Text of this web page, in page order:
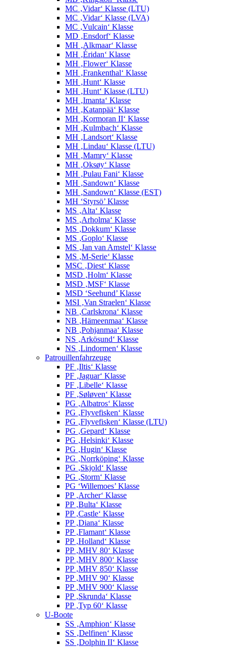
MC ‚Vidar‘ Klasse (LTU)
MC ‚Vidar‘ Klasse (LVA)
MC ‚Vulcain‘ Klasse
MD ‚Ensdorf‘ Klasse
MH ‚Alkmaar‘ Klasse
MH ‚Éridan‘ Klasse
MH ‚Flower‘ Klasse
MH ‚Frankenthal‘ Klasse
MH ‚Hunt‘ Klasse
MH ‚Hunt‘ Klasse (LTU)
MH ‚Imanta‘ Klasse
MH ‚Katanpää‘ Klasse
MH ‚Kormoran II‘ Klasse
MH ‚Kulmbach‘ Klasse
MH ‚Landsort‘ Klasse
MH ‚Lindau‘ Klasse (LTU)
MH ‚Mamry‘ Klasse
MH ‚Oksøy‘ Klasse
MH ‚Pulau Fani‘ Klasse
MH ‚Sandown‘ Klasse
MH ‚Sandown‘ Klasse (EST)
MH ‘Styrsö’ Klasse
MS ‚Alta‘ Klasse
MS ‚Arholma‘ Klasse
MS ‚Dokkum‘ Klasse
MS ‚Goplo‘ Klasse
MS ‚Jan van Amstel‘ Klasse
MS ‚M-Serie‘ Klasse
MSC ‚Diest‘ Klasse
MSD ‚Holm‘ Klasse
MSD ‚MSF‘ Klasse
MSD ‘Seehund’ Klasse
MSI ‚Van Straelen‘ Klasse
NB ‚Carlskrona‘ Klasse
NB ‚Hämeenmaa‘ Klasse
NB ‚Pohjanmaa‘ Klasse
NS ‚Arkösund‘ Klasse
NS ‚Lindormen‘ Klasse
Patrouillenfahrzeuge
PF ‚Iltis‘ Klasse
PF ‚Jaguar‘ Klasse
PF ‚Libelle‘ Klasse
PF ‚Søløven‘ Klasse
PG ‚Albatros‘ Klasse
PG ‚Flyvefisken‘ Klasse
PG ‚Flyvefisken‘ Klasse (LTU)
PG ‚Gepard‘ Klasse
PG ‚Helsinki‘ Klasse
PG ‚Hugin‘ Klasse
PG ‚Norrköping‘ Klasse
PG ‚Skjold‘ Klasse
PG ‚Storm‘ Klasse
PG ‘Willemoes’ Klasse
PP ‚Archer‘ Klasse
PP ‚Bulta‘ Klasse
PP ‚Castle‘ Klasse
PP ‚Diana‘ Klasse
PP ‚Flamant‘ Klasse
PP ‚Holland‘ Klasse
PP ‚MHV 80‘ Klasse
PP ‚MHV 800‘ Klasse
PP ‚MHV 850‘ Klasse
PP ‚MHV 90‘ Klasse
PP ‚MHV 900‘ Klasse
PP ‚Skrunda‘ Klasse
PP ‚Typ 60‘ Klasse
U-Boote
SS ‚Amphion‘ Klasse
SS ‚Delfinen‘ Klasse
SS ‚Dolphin II‘ Klasse